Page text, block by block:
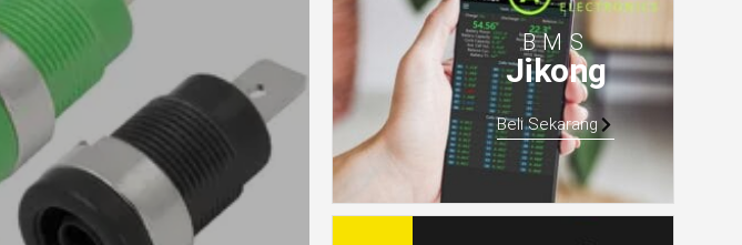
BMS
Jikong
Beli Sekarang